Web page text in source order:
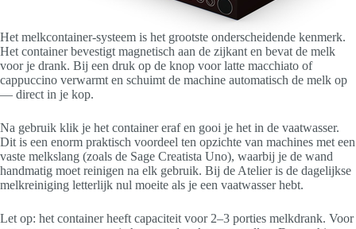
Het melkcontainer-systeem is het grootste onderscheidende kenmerk.
Het container bevestigt magnetisch aan de zijkant en bevat de melk
voor je drank. Bij een druk op de knop voor latte macchiato of
cappuccino verwarmt en schuimt de machine automatisch de melk op
— direct in je kop.
Na gebruik klik je het container eraf en gooi je het in de vaatwasser.
Dit is een enorm praktisch voordeel ten opzichte van machines met een
vaste melkslang (zoals de Sage Creatista Uno), waarbij je de wand
handmatig moet reinigen na elk gebruik. Bij de Atelier is de dagelijkse
melkreiniging letterlijk nul moeite als je een vaatwasser hebt.
Let op: het container heeft capaciteit voor 2–3 porties melkdrank. Voor